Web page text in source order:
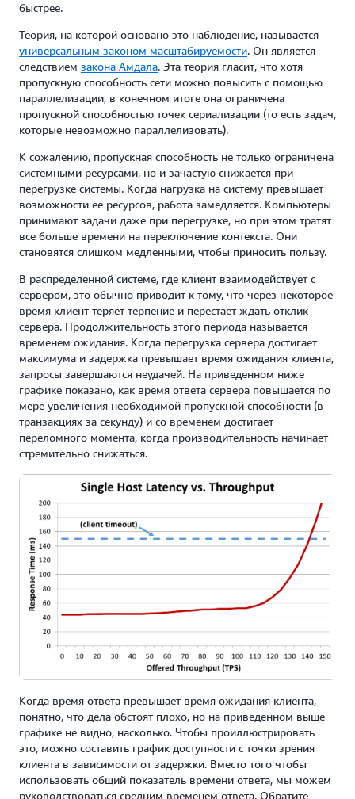
быстрее.
Теория, на которой основано это наблюдение, называется
универсальным законом масштабируемости. Он является
следствием закона Амдала. Эта теория гласит, что хотя
пропускную способность сети можно повысить с помощью
параллелизации, в конечном итоге она ограничена
пропускной способностью точек сериализации (то есть задач,
которые невозможно параллелизовать).
К сожалению, пропускная способность не только ограничена
системными ресурсами, но и зачастую снижается при
перегрузке системы. Когда нагрузка на систему превышает
возможности ее ресурсов, работа замедляется. Компьютеры
принимают задачи даже при перегрузке, но при этом тратят
все больше времени на переключение контекста. Они
становятся слишком медленными, чтобы приносить пользу.
В распределенной системе, где клиент взаимодействует с
сервером, это обычно приводит к тому, что через некоторое
время клиент теряет терпение и перестает ждать отклик
сервера. Продолжительность этого периода называется
временем ожидания. Когда перегрузка сервера достигает
максимума и задержка превышает время ожидания клиента,
запросы завершаются неудачей. На приведенном ниже
графике показано, как время ответа сервера повышается по
мере увеличения необходимой пропускной способности (в
транзакциях за секунду) и со временем достигает
переломного момента, когда производительность начинает
стремительно снижаться.
Когда время ответа превышает время ожидания клиента,
понятно, что дела обстоят плохо, но на приведенном выше
графике не видно, насколько. Чтобы проиллюстрировать
это, можно составить график доступности с точки зрения
клиента в зависимости от задержки. Вместо того чтобы
использовать общий показатель времени ответа, мы можем
руководствоваться средним временем ответа. Обратите